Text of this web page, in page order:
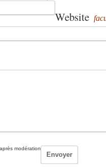
Website
modération